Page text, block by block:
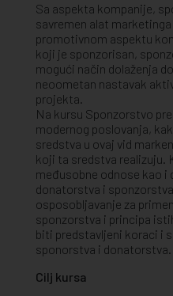
Sa aspekta kompanije,
savremen alat
promotivnom aspektu
koji je sponzorisan,
mogući način dolaženja
neoometan nastavak
projekta.
Na kursu Sponzorstvo
modernog poslovanja,
sredstva u ovaj vid
koji ta sredstva realizuju.
međusobne odnose kao i
donatorstva i
osposobljavanje za
sponzorstva i principa
biti predstavljeni koraci i
sponorstva i donatorstva.
Cilj kursa